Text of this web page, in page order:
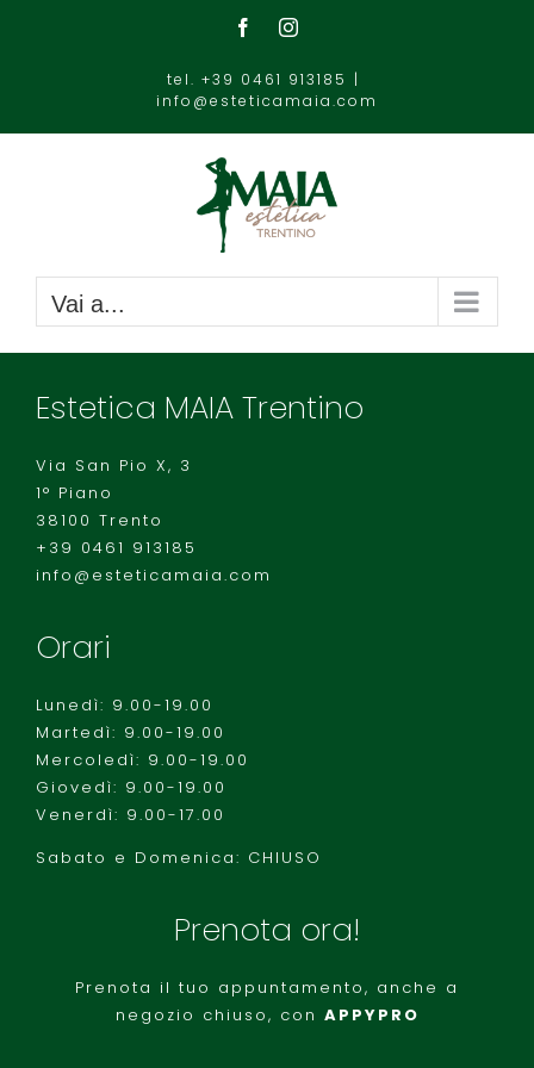
Facebook
tel. +39 0461 913185 |
info@esteticamaia.com
Vai a...
Estetica MAIA Trentino
Via San Pio X, 3
1° Piano
38100 Trento
+39 0461 913185
info@esteticamaia.com
Orari
Lunedì: 9.00-19.00
Martedì: 9.00-19.00
Mercoledì: 9.00-19.00
Giovedì: 9.00-19.00
Venerdì: 9.00-17.00
Sabato e Domenica: CHIUSO
Prenota ora!
Prenota il tuo appuntamento, anche a
negozio chiuso, con APPYPRO